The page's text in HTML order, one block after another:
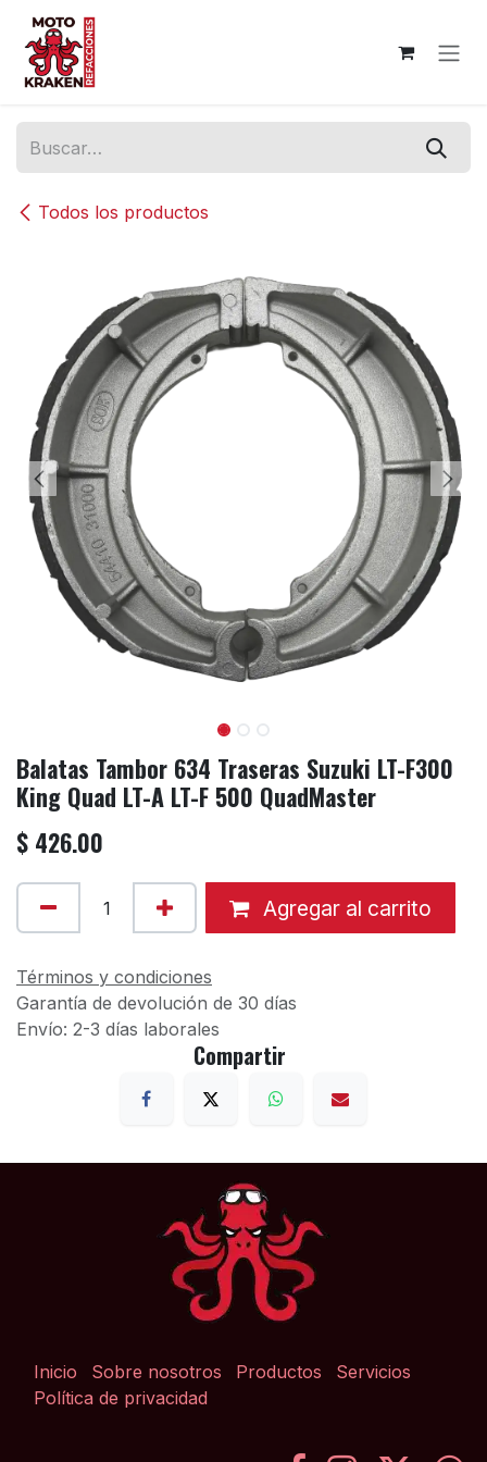
Ir al contenido
Todos los productos
Balatas Tambor 634 Traseras Suzuki LT-F300
King Quad LT-A LT-F 500 QuadMaster
$ 426.00
Agregar al carrito
Términos y condiciones
Garantía de devolución de 30 días
Envío: 2-3 días laborales
Compartir
Inicio Sobre nosotros Productos
Servicios
Política de privacidad